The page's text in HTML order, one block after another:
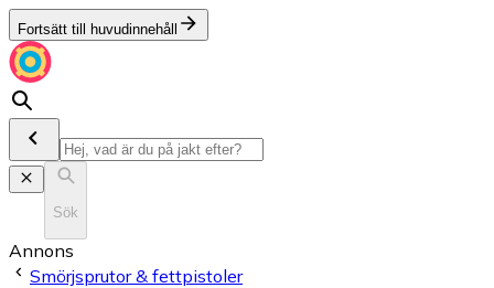
Fortsätt till huvudinnehåll
Sök
Annons
Smörjsprutor & fettpistoler